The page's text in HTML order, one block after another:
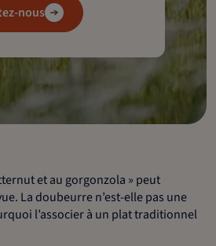
nous
et au gorgonzola » peut
La doubeurre n’est-elle pas une
l’associer à un plat traditionnel